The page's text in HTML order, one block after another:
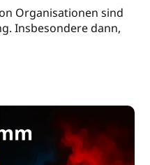
Organisationen sind
Insbesondere dann,